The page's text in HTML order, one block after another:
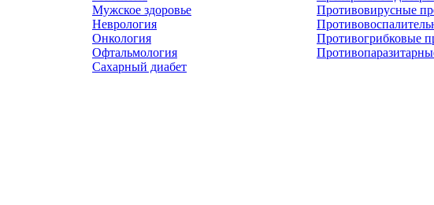
Мужское здоровье
Неврология
Онкология
Офтальмология
Сахарный диабет
Противовирусные
Противогрибковые